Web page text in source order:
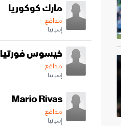
مارك كوكوريا
مدافع
إسبانيا
خيسوس فورتيا
مدافع
إسبانيا
Mario Rivas
مدافع
إسبانيا